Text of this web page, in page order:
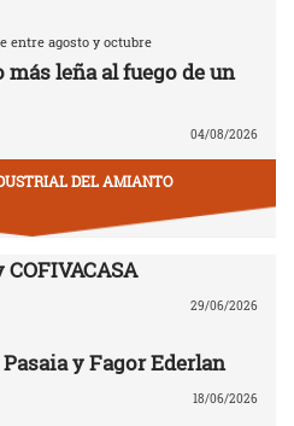
entre agosto y octubre
leña al fuego de un
04/08/2026
DEL AMIANTO
29/06/2026
y Fagor Ederlan
18/06/2026